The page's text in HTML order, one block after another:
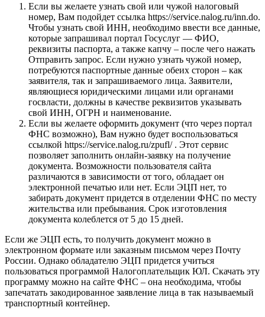
Если вы желаете узнать свой или чужой налоговый
номер, Вам подойдет ссылка https://service.nalog.ru/inn.do.
Чтобы узнать свой ИНН, необходимо ввести все данные,
которые запрашивал портал Госуслуг — ФИО,
реквизиты паспорта, а также капчу – после чего нажать
Отправить запрос. Если нужно узнать чужой номер,
потребуются паспортные данные обеих сторон – как
заявителя, так и запрашиваемого лица. Заявители,
являющиеся юридическими лицами или органами
госвласти, должны в качестве реквизитов указывать
свой ИНН, ОГРН и наименование.
Если вы желаете оформить документ (что через портал
ФНС возможно), Вам нужно будет воспользоваться
ссылкой https://service.nalog.ru/zpufl/ . Этот сервис
позволяет заполнить онлайн-заявку на получение
документа. Возможности пользователя сайта
различаются в зависимости от того, обладает он
электронной печатью или нет. Если ЭЦП нет, то
забирать документ придется в отделении ФНС по месту
жительства или пребывания. Срок изготовления
документа колеблется от 5 до 15 дней.
Если же ЭЦП есть, то получить документ можно в
электронном формате или заказным письмом через Почту
России. Однако обладателю ЭЦП придется учиться
пользоваться программой Налогоплательщик ЮЛ. Скачать эту
программу можно на сайте ФНС – она необходима, чтобы
запечатать закодированное заявление лица в так называемый
транспортный контейнер.